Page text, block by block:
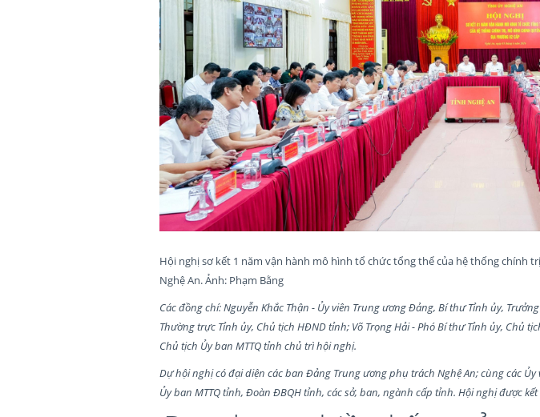
Hội nghị sơ kết 1 năm vận hành mô hình tổ chức tổng thể của hệ thống chính
Nghệ An. Ảnh: Phạm Bằng
Các đồng chí: Nguyễn Khắc Thận - Ủy viên Trung ương Đảng, Bí thư Tỉnh ủy,
Thường trực Tỉnh ủy, Chủ tịch HĐND tỉnh; Võ Trọng Hải - Phó Bí thư Tỉnh ủy, Chủ
Chủ tịch Ủy ban MTTQ tỉnh chủ trì hội nghị.
Dự hội nghị có đại diện các ban Đảng Trung ương phụ trách Nghệ An; cùng các
Ủy ban MTTQ tỉnh, Đoàn ĐBQH tỉnh, các sở, ban, ngành cấp tỉnh. Hội nghị được